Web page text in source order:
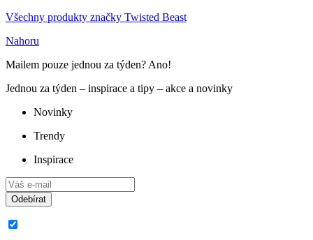
Všechny produkty značky Twisted Beast
Nahoru
Mailem pouze jednou za týden? Ano!
Jednou za týden – inspirace a tipy – akce a novinky
Novinky
Trendy
Inspirace
Odebírat